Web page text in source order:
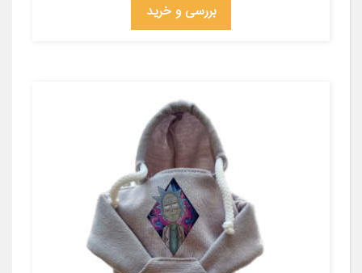
بررسی و خرید